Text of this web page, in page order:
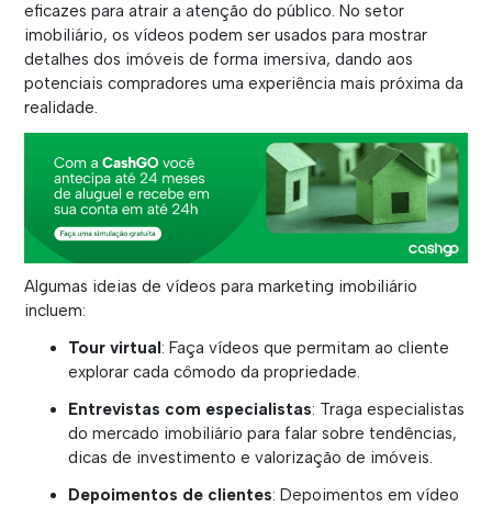
eficazes para atrair a atenção do público. No setor
imobiliário, os vídeos podem ser usados para mostrar
detalhes dos imóveis de forma imersiva, dando aos
potenciais compradores uma experiência mais próxima da
realidade.
Algumas ideias de vídeos para marketing imobiliário
incluem:
Tour virtual: Faça vídeos que permitam ao cliente
explorar cada cômodo da propriedade.
Entrevistas com especialistas: Traga especialistas
do mercado imobiliário para falar sobre tendências,
dicas de investimento e valorização de imóveis.
Depoimentos de clientes: Depoimentos em vídeo